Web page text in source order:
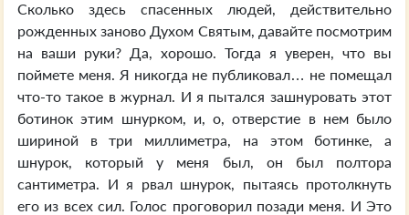
Сколько здесь спасенных людей, действительно
рожденных заново Духом Святым, давайте посмотрим
на ваши руки? Да, хорошо. Тогда я уверен, что вы
поймете меня. Я никогда не публиковал… не помещал
что-то такое в журнал. И я пытался зашнуровать этот
ботинок этим шнурком, и, о, отверстие в нем было
шириной в три миллиметра, на этом ботинке, а
шнурок, который у меня был, он был полтора
сантиметра. И я рвал шнурок, пытаясь протолкнуть
его из всех сил. Голос проговорил позади меня. И Это